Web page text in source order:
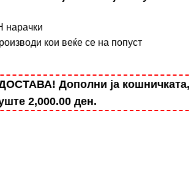
нарачки
кои веќе се на попуст
Дополни ја кошничката,
2,000.00 ден.